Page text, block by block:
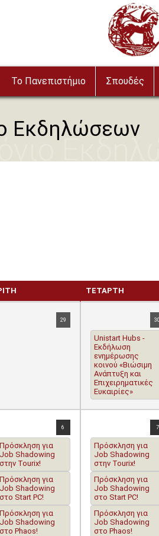
To Πανεπιστήμιο Σπουδές
Εκδηλώσεων
ΤΕΤΆΡΤΗ
29 30
Unistart Hubs -
Eκδήλωση
ενημέρωσης
κοινού «Βιώσιμη
Ανάπτυξη και
Επιχειρηματικές
Ευκαιρίες»
6
Πρόσκληση για
Job Shadowing
στην Tourix!
Πρόσκληση για
Job Shadowing
στο Start PC!
Πρόσκληση για
Job Shadowing
στο Phaos!
7
Πρόσκληση για
Job Shadowing
στην Tourix!
Πρόσκληση για
Job Shadowing
στο Start PC!
Πρόσκληση για
Job Shadowing
στο Phaos!